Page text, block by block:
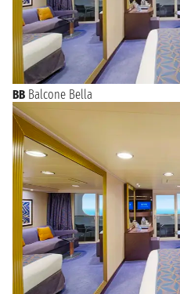
BB Balcone Bella